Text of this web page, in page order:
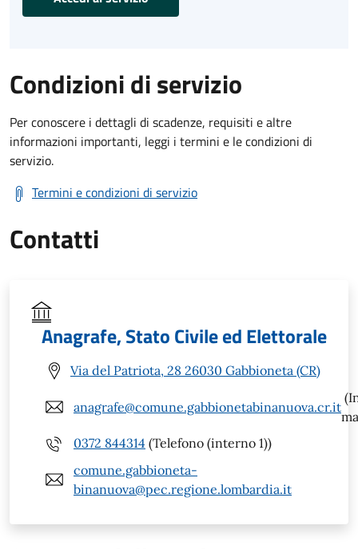
Condizioni di servizio
Per conoscere i dettagli di scadenze, requisiti e altre
informazioni importanti, leggi i termini e le condizioni di
servizio.
Termini e condizioni di servizio
Contatti
Anagrafe, Stato Civile ed Elettorale
Via del Patriota, 28 26030 Gabbioneta (CR)
anagrafe@comune.gabbionetabinanuova.cr.it
0372 844314 (Telefono (interno 1))
comune.gabbioneta-
binanuova@pec.regione.lombardia.it